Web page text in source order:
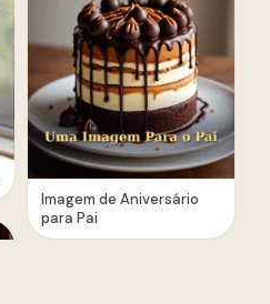
Imagem de Aniversário
para Pai